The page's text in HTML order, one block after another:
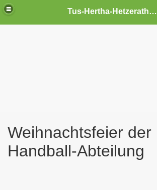
Tus-Hertha-Hetzerath 1920 e.V.
Weihnachtsfeier der
Handball-Abteilung